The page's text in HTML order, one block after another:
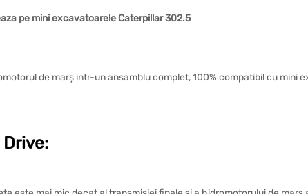
pe mini excavatoarele Caterpillar 302.5
de marș intr-un ansamblu complet, 100% compatibil cu mini
Drive: